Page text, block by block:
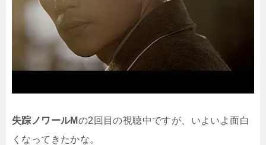
失踪ノワールMの2回目の視聴中ですが、いよいよ面白
くなってきたかな。